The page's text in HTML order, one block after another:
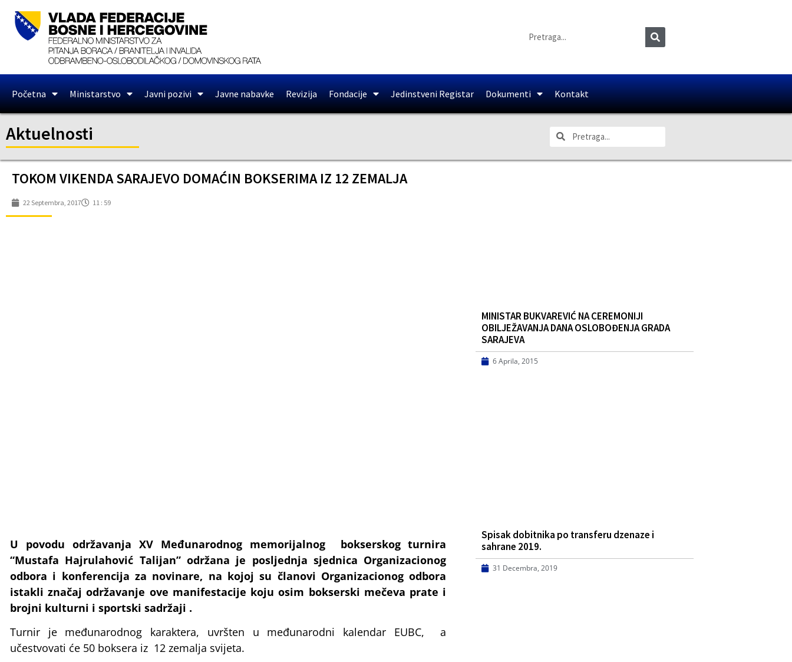
Početna Ministarstvo Javni pozivi Javne nabavke Revizija Fondacije Jedinstveni Registar Dokumenti Kontakt
Aktuelnosti
TOKOM VIKENDA SARAJEVO DOMAĆIN BOKSERIMA IZ 12 ZEMALJA
22 Septembra, 2017 11 : 59
U povodu održavanja XV Međunarodnog memorijalnog bokserskog turnira
“Mustafa Hajrulahović Talijan” održana je posljednja sjednica Organizacionog
odbora i konferencija za novinare, na kojoj su članovi Organizacionog odbora
istakli značaj održavanje ove manifestacije koju osim bokserski mečeva prate i
brojni kulturni i sportski sadržaji .
Turnir je međunarodnog karaktera, uvršten u međunarodni kalendar EUBC, a
učestvovati će 50 boksera iz 12 zemalja svijeta.
MINISTAR BUKVAREVIĆ NA CEREMONIJI
OBILJEŽAVANJA DANA OSLOBOĐENJA GRADA
SARAJEVA
6 Aprila, 2015
Spisak dobitnika po transferu dzenaze i
sahrane 2019.
31 Decembra, 2019